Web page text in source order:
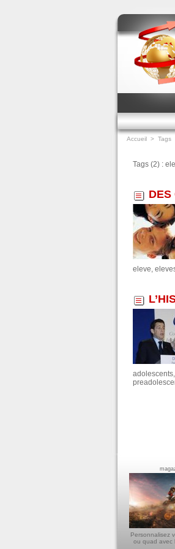
Accueil > Tags
Tags (2) :
DES
eleve,
adolescents
Personnalisez
ou quad avec